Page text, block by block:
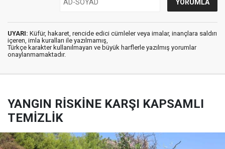
UYARI: Küfür, hakaret, rencide edici cümleler veya imalar, inançlara saldırı
içeren, imla kuralları ile yazılmamış,
Türkçe karakter kullanılmayan ve büyük harflerle yazılmış yorumlar
onaylanmamaktadır.
YANGIN RİSKİNE KARŞI KAPSAMLI
TEMİZLİK